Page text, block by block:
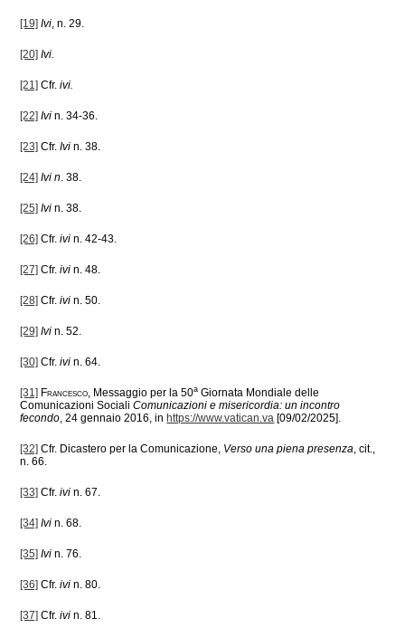
[19] Ivi , n. 29.
[20] Ivi.
[21] Cfr.ivi.
[22] Ivi n. 34-36.
[23] Cfr.Ivi n. 38.
[24] Ivi n . 38.
[25] Ivin. 38.
[26] Cfr.ivi n. 42-43.
[27] Cfr.ivi n. 48.
[28] Cfr.ivi n. 50.
[29] Ivi n. 52.
[30] Cfr.ivi n. 64.
[31] Francesco , Messaggio per la 50aGiornata Mondiale delle
Comunicazioni SocialiComunicazioni e misericordia: un incontro
fecondo , 24 gennaio 2016, inhttps://www.vatican.va [09/02/2025].
[32] Cfr. Dicastero per la Comunicazione, Verso una piena presenza , cit.,
n. 66.
[33] Cfr.ivi n. 67.
[34] Ivi n. 68.
[35] Ivi n. 76.
[36] Cfr.ivi n. 80.
[37] Cfr.ivi n. 81.